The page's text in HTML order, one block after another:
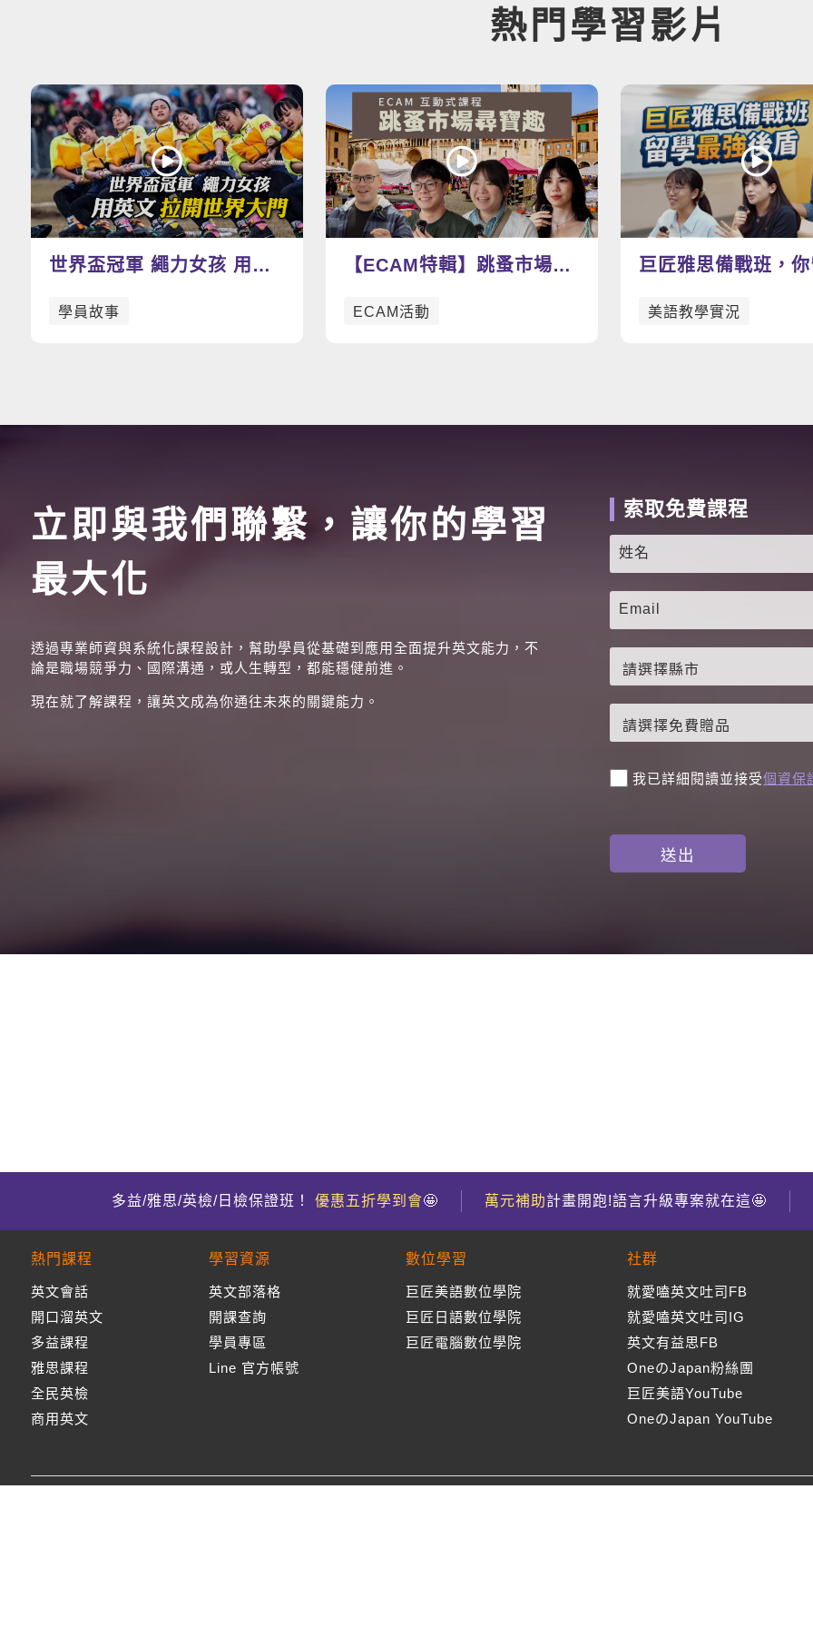
熱門學習影片
世界盃冠軍 繩力女孩 用英
拔河隊
學員故事
【ECAM特輯】跳蚤市場尋
吧！
ECAM活動
巨匠雅思備戰班，
美語教學實況
立即與我們聯繫，讓你的學習
最大化
透過專業師資與系統化課程設計，幫助學員從基礎到應用全面提升英文能力，不
論是職場競爭力、國際溝通，或人生轉型，都能穩健前進。
現在就了解課程，讓英文成為你通往未來的關鍵能力。
索取免費課程
我已詳細閱讀並接受個資保
多益/雅思/英檢/日檢保證班！ 優惠五折學到會🤩 萬元補助計畫開跑!語言升級專案就在這🤩
熱門課程
英文會話
開口溜英文
多益課程
雅思課程
全民英檢
商用英文
學習資源
英文部落格
開課查詢
學員專區
Line 官方帳號
數位學習
巨匠美語數位學院
巨匠日語數位學院
巨匠電腦數位學院
社群
就愛嗑英文吐司FB
就愛嗑英文吐司IG
英文有益思FB
OneのJapan粉絲團
巨匠美語YouTube
OneのJapan YouTube